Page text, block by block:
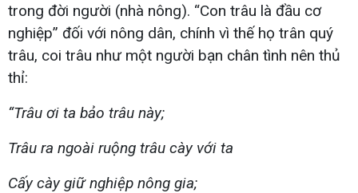
trong đời người (nhà nông). “Con trâu là đầu cơ
nghiệp” đối với nông dân, chính vì thế họ trân quý
trâu, coi trâu như một người bạn chân tình nên thủ
thỉ:
“Trâu ơi ta bảo trâu này;
Trâu ra ngoài ruộng trâu cày với ta
Cấy cày giữ nghiệp nông gia;